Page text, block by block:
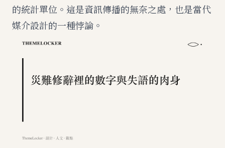
的統計單位。這是資訊傳播的無奈之處，也是當代
媒介設計的一種悖論。